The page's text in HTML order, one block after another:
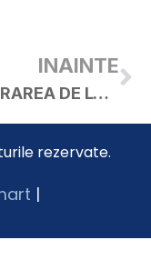
INAINTE
ASIGURAREA DE LOCUINȚE ESTE OBLIGATORIE
rezervate.
|